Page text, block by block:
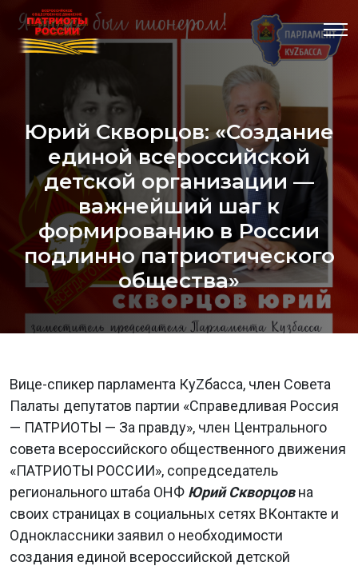
Юрий Скворцов: «Создание
единой всероссийской
детской организации —
важнейший шаг к
формированию в России
подлинно патриотического
общества»
Вице-спикер парламента КуZбасса, член Совета
Палаты депутатов партии «Справедливая Россия
— ПАТРИОТЫ — За правду», член Центрального
совета всероссийского общественного движения
«ПАТРИОТЫ РОССИИ», сопредседатель
регионального штаба ОНФ Юрий Скворцовна
своих страницах в социальных сетях ВКонтакте и
Одноклассники заявил о необходимости
создания единой всероссийской детской